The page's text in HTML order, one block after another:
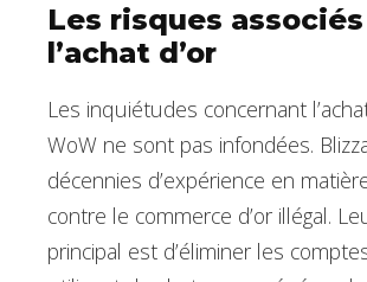
Les risques associés
l’achat d’or
Les inquiétudes concernant
WoW ne sont pas infondées.
décennies d’expérience en
contre le commerce d’or illégal.
principal est d’éliminer les